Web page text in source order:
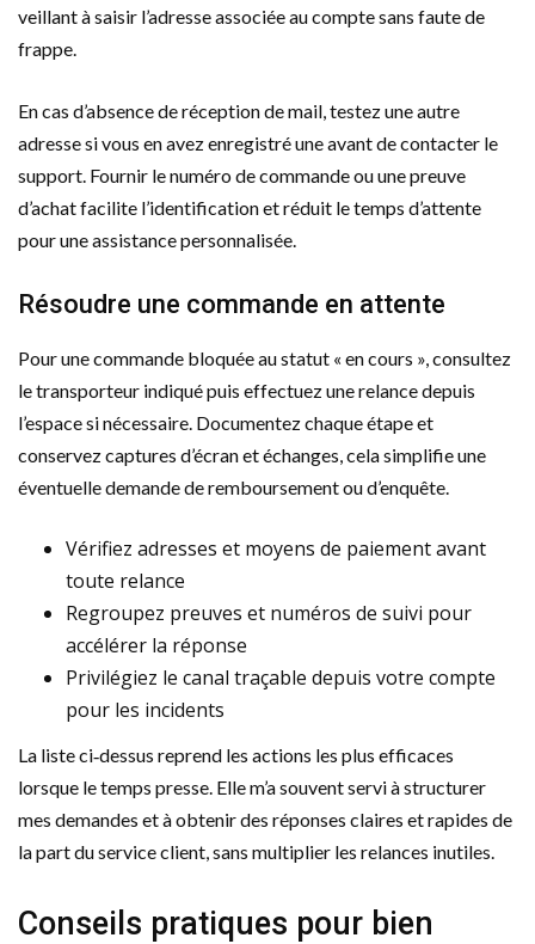
veillant à saisir l’adresse associée au compte sans faute de
frappe.
En cas d’absence de réception de mail, testez une autre
adresse si vous en avez enregistré une avant de contacter le
support. Fournir le numéro de commande ou une preuve
d’achat facilite l’identification et réduit le temps d’attente
pour une assistance personnalisée.
Résoudre une commande en attente
Pour une commande bloquée au statut « en cours », consultez
le transporteur indiqué puis effectuez une relance depuis
l’espace si nécessaire. Documentez chaque étape et
conservez captures d’écran et échanges, cela simplifie une
éventuelle demande de remboursement ou d’enquête.
Vérifiez adresses et moyens de paiement avant
toute relance
Regroupez preuves et numéros de suivi pour
accélérer la réponse
Privilégiez le canal traçable depuis votre compte
pour les incidents
La liste ci‑dessus reprend les actions les plus efficaces
lorsque le temps presse. Elle m’a souvent servi à structurer
mes demandes et à obtenir des réponses claires et rapides de
la part du service client, sans multiplier les relances inutiles.
Conseils pratiques pour bien